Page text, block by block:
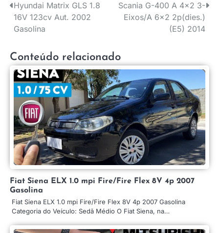
Navegação
de
Hyundai Matrix GLS 1.8
16V 123cv Aut. 2002
Gasolina
Scania G-400 A 4×2 3-
Eixos/A 6×2 2p(dies.)
(E5) 2014
Conteúdo relacionado
Fiat Siena ELX 1.0 mpi Fire/Fire Flex 8V 4p 2007
Gasolina
Fiat Siena ELX 1.0 mpi Fire/Fire Flex 8V 4p 2007 Gasolina
Categoria do Veículo: Sedã Médio O Fiat Siena, na…